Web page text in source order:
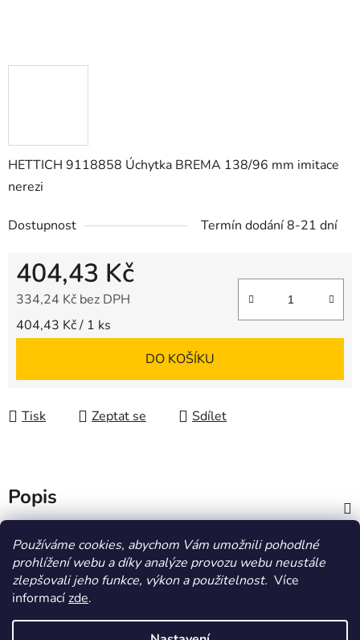
Používáme cookies, abychom Vám umožnili pohodlné
prohlížení webu a díky analýze provozu webu neustále
zlepšovali jeho funkce, výkon a použitelnost. Více
informacízde.
HETTICH 9118858 Úchytka BREMA 138/96 mm imitace
nerezi
Dostupnost Termín dodání 8-21 dní
404,43 Kč
334,24 Kč bez DPH
Měrná cena:
404,43 Kč / 1 ks
DO KOŠÍKU
Tisk Zeptat se Sdílet
Popis
Diskuze
HOMOLA-shop.cz ZDE NAJDETE VÝDEJNÍ MÍSTO